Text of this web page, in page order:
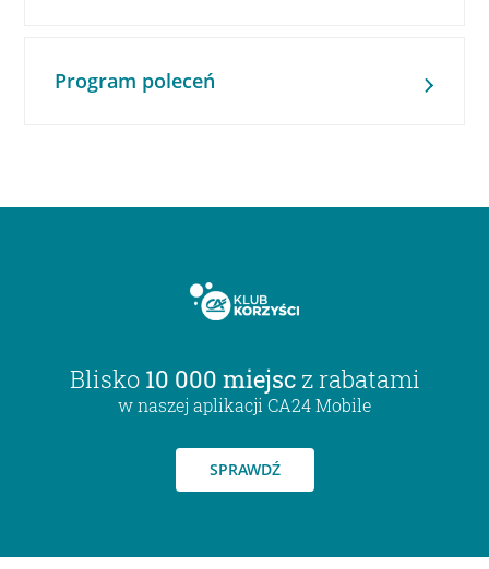
Program poleceń
Blisko 10 000 miejsc z rabatami
w naszej aplikacji CA24 Mobile
SPRAWDŹ